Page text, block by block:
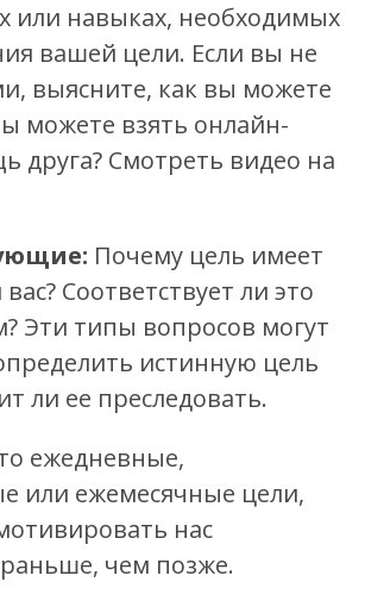
или навыках, необходимых
вашей цели. Если вы не
выясните, как вы можете
можете взять онлайн-
друга? Смотреть видео на
Почему цель имеет
Соответствует ли это
Эти типы вопросов могут
истинную цель
ли ее преследовать.
ежедневные,
или ежемесячные цели,
нас
чем позже.